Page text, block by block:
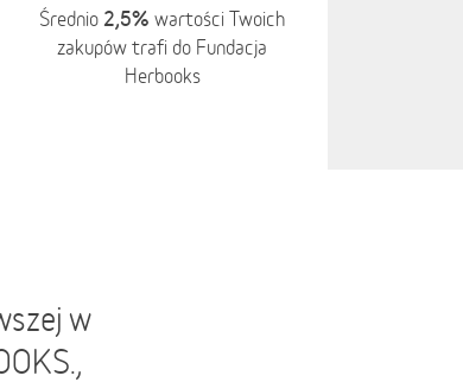
Średnio 2,5% wartości Twoich
zakupów trafi do Fundacja
Herbooks
w